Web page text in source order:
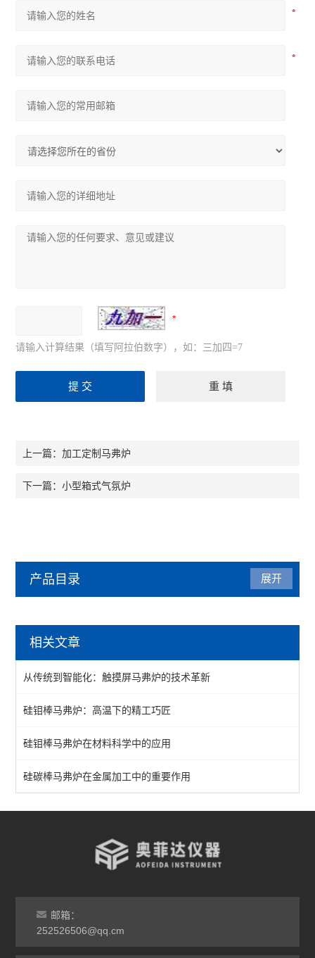
请输入计算结果（填写阿拉伯数字），如：三加四=7
上一篇：加工定制马弗炉
下一篇：小型箱式气氛炉
产品目录
陶瓷纤维马弗炉
箱式马弗炉
分体式马弗炉
实验室马弗炉
箱式高温炉
灰分马弗炉
非标定做马弗炉
展开
相关文章
从传统到智能化：触摸屏马弗炉的技术革新
硅钼棒马弗炉：高温下的精工巧匠
硅钼棒马弗炉在材料科学中的应用
硅碳棒马弗炉在金属加工中的重要作用
邮箱：
252526506@qq.cm